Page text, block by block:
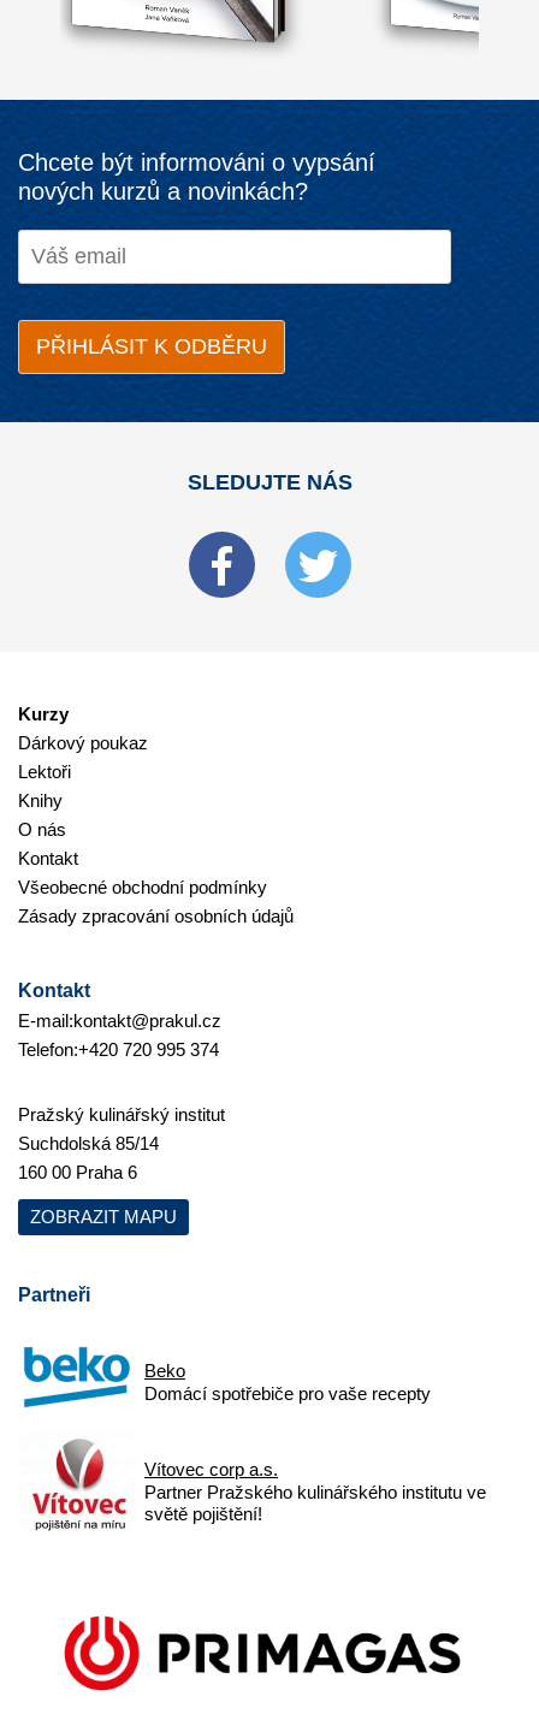
Chcete být informováni o vypsání
nových kurzů a novinkách?
SLEDUJTE NÁS
Kurzy
Dárkový poukaz
Lektoři
Knihy
O nás
Kontakt
Všeobecné obchodní podmínky
Zásady zpracování osobních údajů
Kontakt
E-mail:kontakt@prakul.cz
Telefon:+420 720 995 374
Pražský kulinářský institut
Suchdolská 85/14
160 00 Praha 6
ZOBRAZIT MAPU
Partneři
Beko
Domácí spotřebiče pro vaše recepty
Vítovec corp a.s.
Partner Pražského kulinářského institutu ve
světě pojištění!